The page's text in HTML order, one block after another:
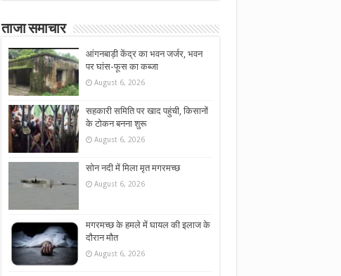
ताजा समाचार
आंगनबाड़ी केंद्र का भवन जर्जर, भवन
पर घांस-फूस का कब्जा
August 6, 2026
सहकारी समिति पर खाद पहुंची, किसानों
के टोकन बनना शुरू
August 6, 2026
सोन नदी में मिला मृत मगरमच्छ
August 6, 2026
मगरमच्छ के हमले में घायल की इलाज के
दौरान मौत
August 6, 2026